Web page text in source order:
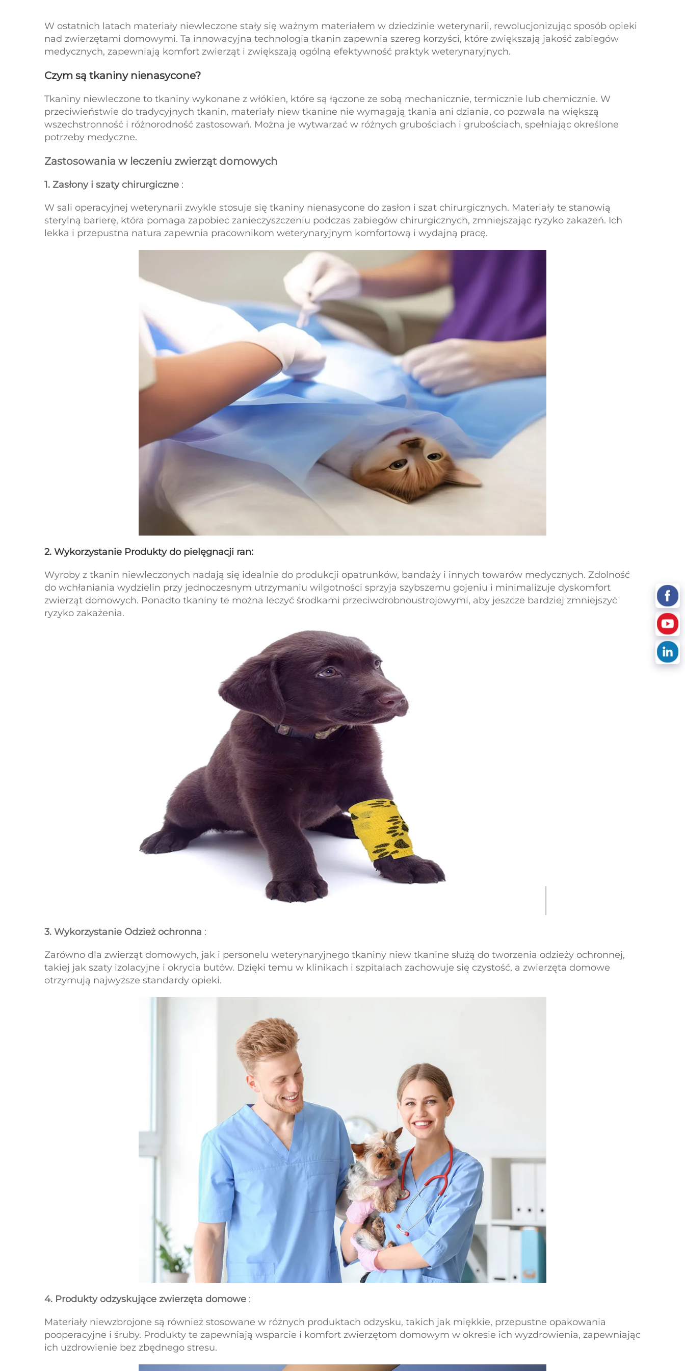
W ostatnich latach materiały niewleczone stały się ważnym materiałem w dziedzinie weterynarii, rewolucjonizując sposób opieki
nad zwierzętami domowymi. Ta innowacyjna technologia tkanin zapewnia szereg korzyści, które zwiększają jakość zabiegów
medycznych, zapewniają komfort zwierząt i zwiększają ogólną efektywność praktyk weterynaryjnych.
Czym są tkaniny nienasycone?
Tkaniny niewleczone to tkaniny wykonane z włókien, które są łączone ze sobą mechanicznie, termicznie lub chemicznie. W
przeciwieństwie do tradycyjnych tkanin, materiały niew tkanine nie wymagają tkania ani dziania, co pozwala na większą
wszechstronność i różnorodność zastosowań. Można je wytwarzać w różnych grubościach i grubościach, spełniając określone
potrzeby medyczne.
Zastosowania w leczeniu zwierząt domowych
1. Zasłony i szaty chirurgiczne :
W sali operacyjnej weterynarii zwykle stosuje się tkaniny nienasycone do zasłon i szat chirurgicznych. Materiały te stanowią
sterylną barierę, która pomaga zapobiec zanieczyszczeniu podczas zabiegów chirurgicznych, zmniejszając ryzyko zakażeń. Ich
lekka i przepustna natura zapewnia pracownikom weterynaryjnym komfortową i wydajną pracę.
2. Wykorzystanie Produkty do pielęgnacji ran:
Wyroby z tkanin niewleczonych nadają się idealnie do produkcji opatrunków, bandaży i innych towarów medycznych. Zdolność
do wchłaniania wydzielin przy jednoczesnym utrzymaniu wilgotności sprzyja szybszemu gojeniu i minimalizuje dyskomfort
zwierząt domowych. Ponadto tkaniny te można leczyć środkami przeciwdrobnoustrojowymi, aby jeszcze bardziej zmniejszyć
ryzyko zakażenia.
3. Wykorzystanie Odzież ochronna :
Zarówno dla zwierząt domowych, jak i personelu weterynaryjnego tkaniny niew tkanine służą do tworzenia odzieży ochronnej,
takiej jak szaty izolacyjne i okrycia butów. Dzięki temu w klinikach i szpitalach zachowuje się czystość, a zwierzęta domowe
otrzymują najwyższe standardy opieki.
4. Produkty odzyskujące zwierzęta domowe :
Materiały niewzbrojone są również stosowane w różnych produktach odzysku, takich jak miękkie, przepustne opakowania
pooperacyjne i śruby. Produkty te zapewniają wsparcie i komfort zwierzętom domowym w okresie ich wyzdrowienia, zapewniając
ich uzdrowienie bez zbędnego stresu.